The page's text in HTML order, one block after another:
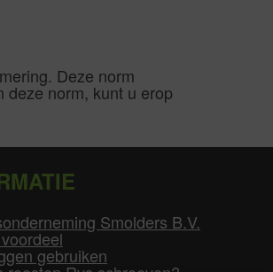
Deze norm
deze norm, kunt u erop
Smolders B.V.
gebruiken